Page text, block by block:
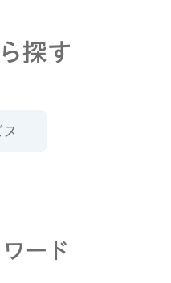
探す
ード